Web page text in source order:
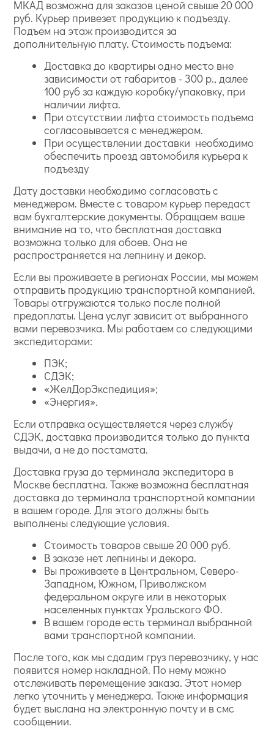
МКАД возможна для заказов ценой свыше 20 000
руб. Курьер привезет продукцию к подъезду.
Подъем на этаж производится за
дополнительную плату. Стоимость подъема:
Доставка до квартиры одно место вне
зависимости от габаритов - 300 р., далее
100 руб за каждую коробку/упаковку, при
наличии лифта.
При отсутствии лифта стоимость подъема
согласовывается с менеджером.
При осуществлении доставки необходимо
обеспечить проезд автомобиля курьера к
подъезду
Дату доставки необходимо согласовать с
менеджером. Вместе с товаром курьер передаст
вам бухгалтерские документы. Обращаем ваше
внимание на то, что бесплатная доставка
возможна только для обоев. Она не
распространяется на лепнину и декор.
Если вы проживаете в регионах России, мы можем
отправить продукцию транспортной компанией.
Товары отгружаются только после полной
предоплаты. Цена услуг зависит от выбранного
вами перевозчика. Мы работаем со следующими
экспедиторами:
ПЭК;
СДЭК;
«ЖелДорЭкспедиция»;
«Энергия».
Если отправка осуществляется через службу
СДЭК, доставка производится только до пункта
выдачи, а не до постамата.
Доставка груза до терминала экспедитора в
Москве бесплатна. Также возможна бесплатная
доставка до терминала транспортной компании
в вашем городе. Для этого должны быть
выполнены следующие условия.
Стоимость товаров свыше 20 000 руб.
В заказе нет лепнины и декора.
Вы проживаете в Центральном, Северо-
Западном, Южном, Приволжском
федеральном округе или в некоторых
населенных пунктах Уральского ФО.
В вашем городе есть терминал выбранной
вами транспортной компании.
После того, как мы сдадим груз перевозчику, у нас
появится номер накладной. По нему можно
отслеживать перемещение заказа. Этот номер
легко уточнить у менеджера. Также информация
будет выслана на электронную почту и в смс
сообщении.